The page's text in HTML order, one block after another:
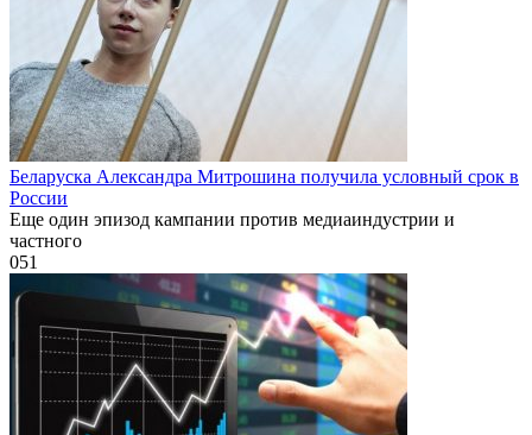
Беларуска Александра Митрошина получила условный срок в
России
Еще один эпизод кампании против медиаиндустрии и
частного
051